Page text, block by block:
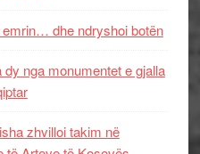
dhe ndryshoi botën
nga monumentet e gjalla
zhvilloi takim në